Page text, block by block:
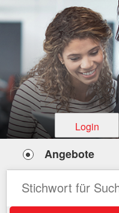
Login
Angebote